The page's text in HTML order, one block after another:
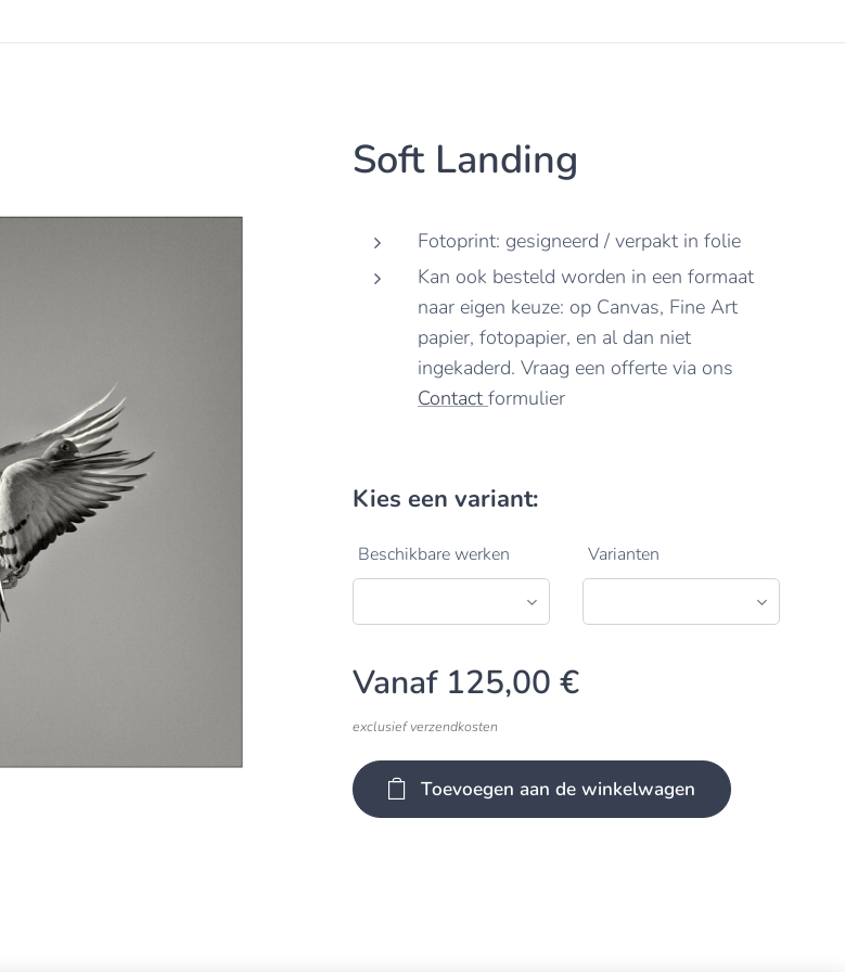
Soft Landing
Fotoprint: gesigneerd / verpakt in folie
Kan ook besteld worden in een formaat
naar eigen keuze: op Canvas, Fine Art
papier, fotopapier, en al dan niet
ingekaderd. Vraag een offerte via ons
Contactformulier
Kies een variant:
Beschikbare werken Varianten
Vanaf 125,00 €
exclusief verzendkosten
Toevoegen aan de winkelwagen